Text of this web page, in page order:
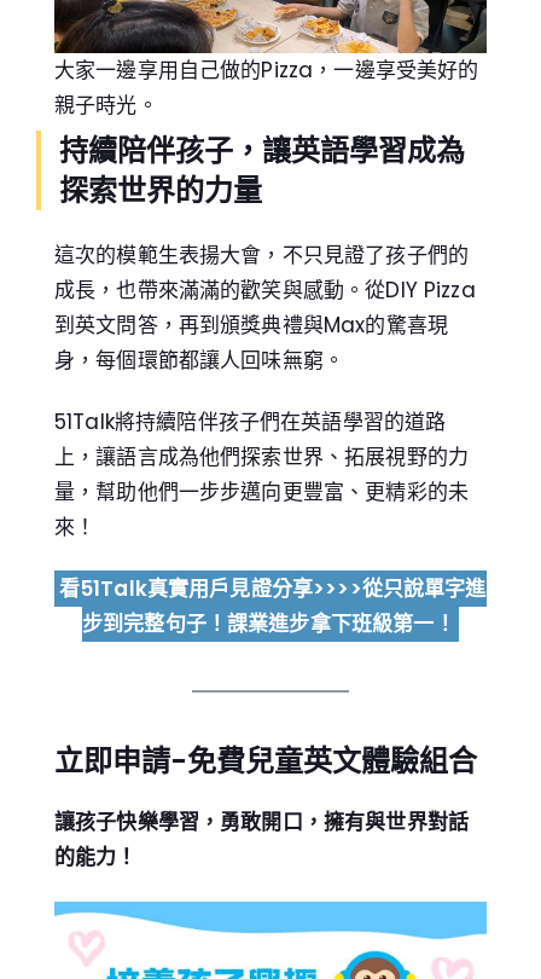
大家一邊享用自己做的Pizza，一邊享受美好的
親子時光。
持續陪伴孩子，讓英語學習成為
探索世界的力量
這次的模範生表揚大會，不只見證了孩子們的
成長，也帶來滿滿的歡笑與感動。從DIY Pizza
到英文問答，再到頒獎典禮與Max的驚喜現
身，每個環節都讓人回味無窮。
51Talk將持續陪伴孩子們在英語學習的道路
上，讓語言成為他們探索世界、拓展視野的力
量，幫助他們一步步邁向更豐富、更精彩的未
來！
看51Talk真實用戶見證分享>>>>從只說單字進
步到完整句子！課業進步拿下班級第一！
立即申請-免費兒童英文體驗組合
讓孩子快樂學習，勇敢開口，擁有與世界對話
的能力！